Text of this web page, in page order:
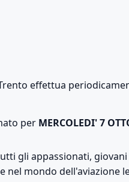
effettua
per MERCOLEDI' 7
gli appassionati,
mondo dell'aviazione